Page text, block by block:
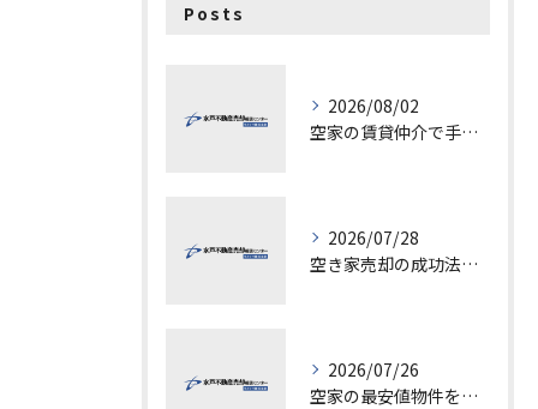
Posts
2026/08/02
空家の賃貸仲介で手数料と上限を徹底解説し200万円物件の注意点も紹介
2026/07/28
空き家売却の成功法と注意点
2026/07/26
空家の最安値物件を茨城県水戸市つくば市で探す方法と賢い売却ポイントを徹底解説